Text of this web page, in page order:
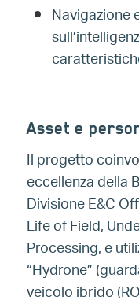
Navigazione
Asset e
Il progetto
eccellenza della
Divisione E&C
Life of Field,
Processing, e
“Hydrone”
veicolo ibrido